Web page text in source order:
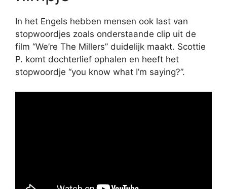
In het Engels hebben mensen ook last van
stopwoordjes zoals onderstaande clip uit de
film “We’re The Millers” duidelijk maakt. Scottie
P. komt dochterlief ophalen en heeft het
stopwoordje “you know what I’m saying?”.